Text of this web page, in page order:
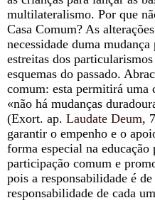
multilateralismo. Por que
Casa Comum? As
necessidade duma
estreitas dos
esquemas do passado.
comum: esta permitirá uma
«não há mudanças
(Exort. ap. Laudate Deum,
garantir o empenho e o
forma especial na
participação comum e
pois a responsabilidade é
responsabilidade de cada